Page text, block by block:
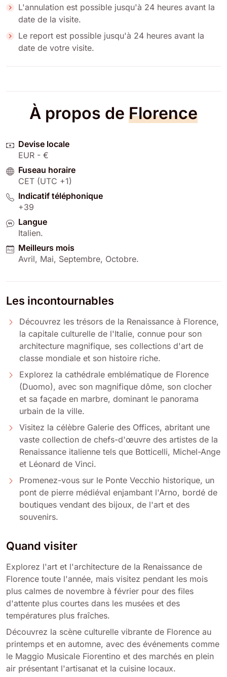
L'annulation est possible jusqu'à 24 heures avant la
date de la visite.
Le report est possible jusqu'à 24 heures avant la
date de votre visite.
À propos de Florence
Devise locale
EUR - €
Fuseau horaire
CET (UTC +1)
Indicatif téléphonique
+39
Langue
Italien.
Meilleurs mois
Avril, Mai, Septembre, Octobre.
Les incontournables
Découvrez les trésors de la Renaissance à Florence,
la capitale culturelle de l'Italie, connue pour son
architecture magnifique, ses collections d'art de
classe mondiale et son histoire riche.
Explorez la cathédrale emblématique de Florence
(Duomo), avec son magnifique dôme, son clocher
et sa façade en marbre, dominant le panorama
urbain de la ville.
Visitez la célèbre Galerie des Offices, abritant une
vaste collection de chefs-d'œuvre des artistes de la
Renaissance italienne tels que Botticelli, Michel-Ange
et Léonard de Vinci.
Promenez-vous sur le Ponte Vecchio historique, un
pont de pierre médiéval enjambant l'Arno, bordé de
boutiques vendant des bijoux, de l'art et des
souvenirs.
Quand visiter
Explorez l'art et l'architecture de la Renaissance de
Florence toute l'année, mais visitez pendant les mois
plus calmes de novembre à février pour des files
d'attente plus courtes dans les musées et des
températures plus fraîches.
Découvrez la scène culturelle vibrante de Florence au
printemps et en automne, avec des événements comme
le Maggio Musicale Fiorentino et des marchés en plein
air présentant l'artisanat et la cuisine locaux.